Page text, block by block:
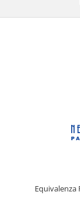
Equivalenza